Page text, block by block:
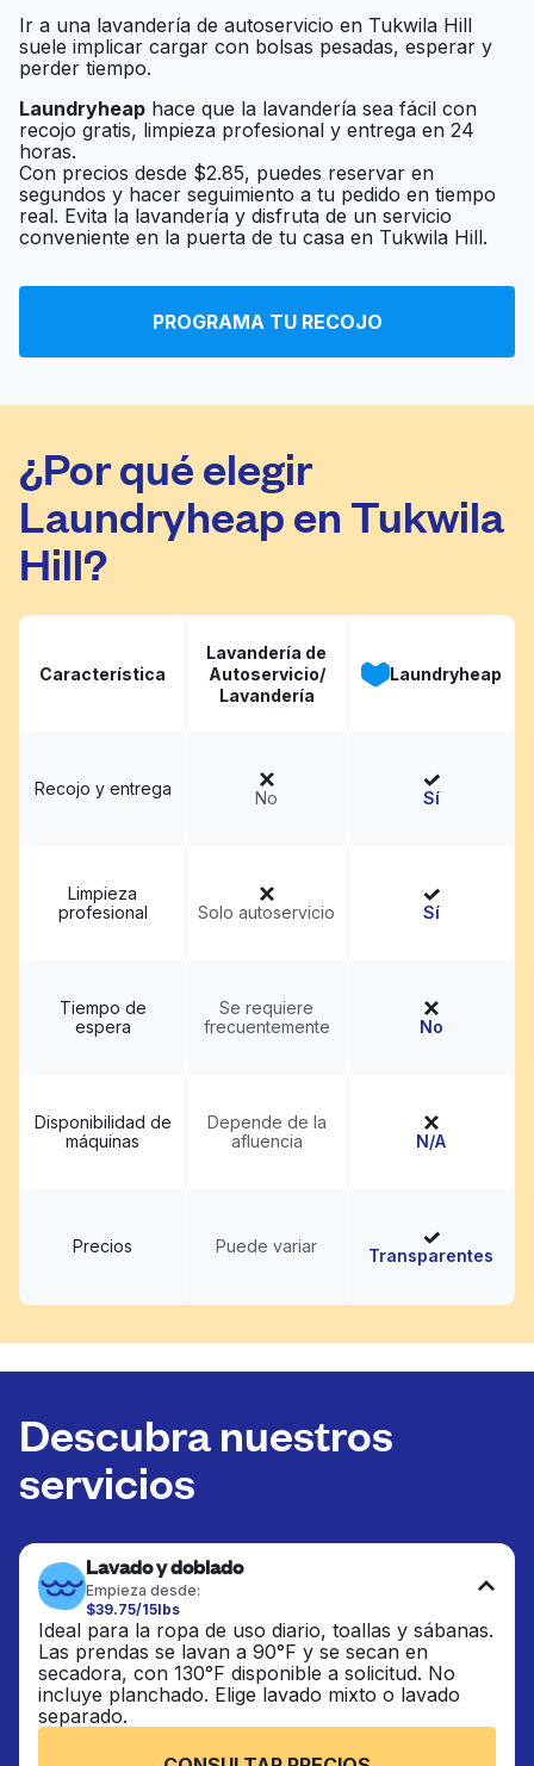
Center
Ir al sitio web
Northwest Laundry
Supply
Ir al sitio web
Lavender laundromat Ir al sitio web
May Tag Laundry Ir al sitio web
Ir a una lavandería de autoservicio en Tukwila Hill
suele implicar cargar con bolsas pesadas, esperar y
perder tiempo.
Laundryheap hace que la lavandería sea fácil con
recojo gratis, limpieza profesional y entrega en 24
horas.
Con precios desde $2.85, puedes reservar en
segundos y hacer seguimiento a tu pedido en tiempo
real. Evita la lavandería y disfruta de un servicio
conveniente en la puerta de tu casa en Tukwila Hill.
PROGRAMA TU RECOJO
¿Por qué elegir
Laundryheap en Tukwila
Hill?
Característica
Lavandería de
Autoservicio/
Lavandería
Laundryheap
Recojo y entrega No Sí
Limpieza
profesional
Solo autoservicio Sí
Tiempo de
espera
Se requiere
frecuentemente
No
Disponibilidad de
máquinas
Depende de la
afluencia
N/A
Precios Puede variar Transparentes
Descubra nuestros
servicios
Lavado y doblado
Empieza desde:
$39.75/15lbs
Ideal para la ropa de uso diario, toallas y sábanas.
Las prendas se lavan a 90°F y se secan en
secadora, con 130°F disponible a solicitud. No
incluye planchado. Elige lavado mixto o lavado
separado.